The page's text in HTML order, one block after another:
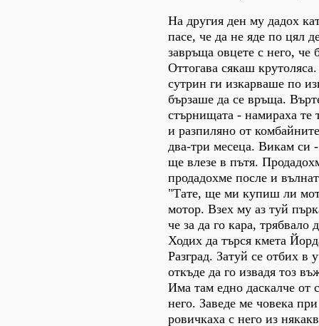
На другия ден му дадох
пасе, че да не яде по цял
завръща овцете с него, че
Оттогава сякаш
сутрин ги изкарваше по
бързаше да се връща.
стърнищата - намираха те
и разпиляно от
два-три месеца. Викам си
ще влезе в пътя.
продадохме после и
"Тате, ще ми купиш ли
мотор. Взех му аз туй
че за да го кара, трябвало
Ходих да търся кмета
Разград. Затуй се отбих в
откъде да го извадя тоз
Има там едно даскалче от
него. Заведе ме човека
ровичкаха с него из